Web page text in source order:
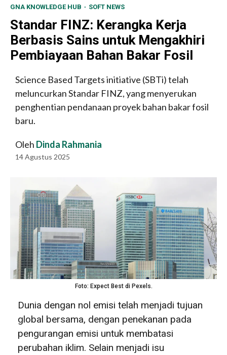
GNA KNOWLEDGE HUB SOFT NEWS
Standar FINZ: Kerangka Kerja
Berbasis Sains untuk Mengakhiri
Pembiayaan Bahan Bakar Fosil
Science Based Targets initiative (SBTi) telah
meluncurkan Standar FINZ, yang menyerukan
penghentian pendanaan proyek bahan bakar fosil
baru.
Oleh Dinda Rahmania
14 Agustus 2025
Foto: Expect Best di Pexels.
Dunia dengan nol emisi telah menjadi tujuan
global bersama, dengan penekanan pada
pengurangan emisi untuk membatasi
perubahan iklim. Selain menjadi isu